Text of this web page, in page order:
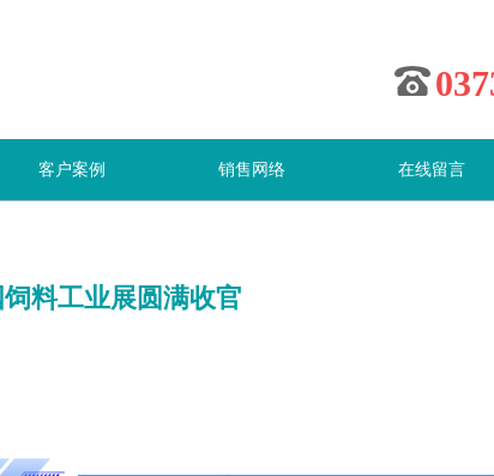
客户案例 销售网络 在线留言
料工业展圆满收官